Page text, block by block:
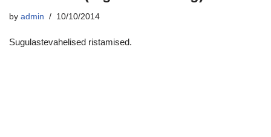
by admin 10/10/2014
Sugulastevahelised ristamised.